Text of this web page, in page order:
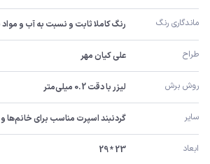
ماندگاری رنگ رنگ کاملا ثابت و نسبت به آب و
طراح علی کیان مهر
روش برش لیزر با دقت 0.2 میلی‌متر
سایر گردنبند اسپرت مناسب برای خانم‌ها و آقایان
ابعاد 23 * 29